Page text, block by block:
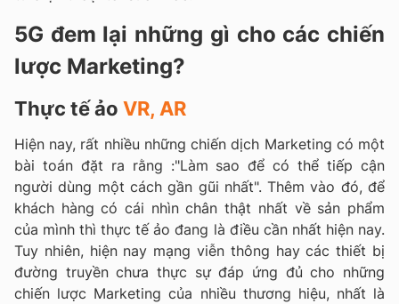
5G đem lại những gì cho các chiến
lược Marketing?
Thực tế ảo VR, AR
Hiện nay, rất nhiều những chiến dịch Marketing có một
bài toán đặt ra rằng :"Làm sao để có thể tiếp cận
người dùng một cách gần gũi nhất". Thêm vào đó, để
khách hàng có cái nhìn chân thật nhất về sản phẩm
của mình thì thực tế ảo đang là điều cần nhất hiện nay.
Tuy nhiên, hiện nay mạng viễn thông hay các thiết bị
đường truyền chưa thực sự đáp ứng đủ cho những
chiến lược Marketing của nhiều thương hiệu, nhất là